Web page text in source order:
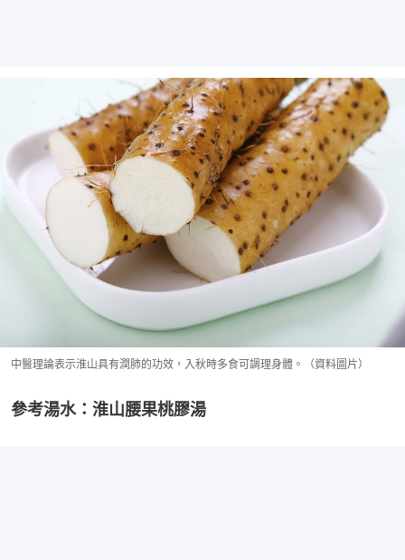
中醫理論表示淮山具有潤肺的功效，入秋時多食可調理身體。（資料圖片）
參考湯水：淮山腰果桃膠湯